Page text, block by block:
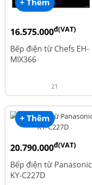
+ Thêm
16.575.000đ(VAT)
19.500.000
Bếp điện từ Chefs EH-
MIX366
21
+ Thêm
20.790.000đ(VAT)
25.990.000
Bếp điện từ Panasonic
KY-C227D